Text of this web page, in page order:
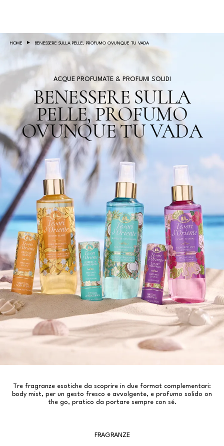
HOME BENESSERE SULLA PELLE, PROFUMO OVUNQUE TU VADA
ACQUE PROFUMATE & PROFUMI SOLIDI
BENESSERE SULLA
PELLE, PROFUMO
OVUNQUE TU VADA
Tre fragranze esotiche da scoprire in due format complementari:
body mist, per un gesto fresco e avvolgente, e profumo solido on
the go, pratico da portare sempre con sé.
FRAGRANZE